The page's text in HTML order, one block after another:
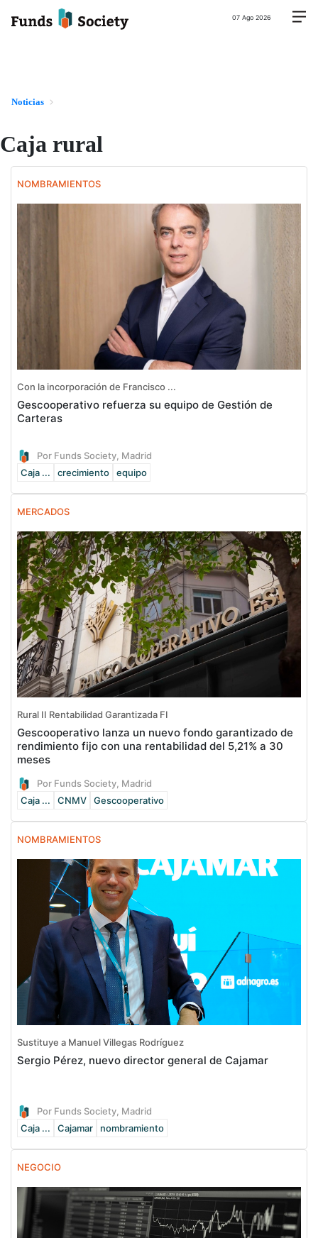
07 Ago 2026
Noticias
Caja rural
NOMBRAMIENTOS
Con la incorporación de Francisco ...
Gescooperativo refuerza su equipo de Gestión de
Carteras
Por Funds Society, Madrid
Caja ...
crecimiento equipo
MERCADOS
Rural II Rentabilidad Garantizada FI
Gescooperativo lanza un nuevo fondo garantizado de
rendimiento fijo con una rentabilidad del 5,21% a 30
meses
Por Funds Society, Madrid
Caja ...
CNMV Gescooperativo
NOMBRAMIENTOS
Sustituye a Manuel Villegas Rodríguez
Sergio Pérez, nuevo director general de Cajamar
Por Funds Society, Madrid
Caja ...
Cajamar nombramiento
NEGOCIO